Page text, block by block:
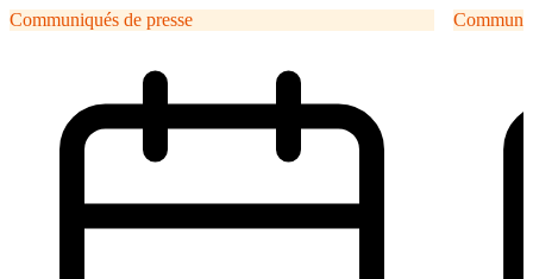
Communiqués de presse